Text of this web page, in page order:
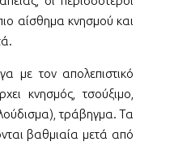
αίσθημα κνησμού και
με τον απολεπιστικό
κνησμός, τσούξιμο,
τράβηγμα. Τα
βαθμιαία μετά από